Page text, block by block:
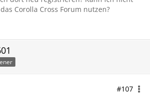
auch hier weiterhin locker
Corolla Cross Forum nutzen?
#107